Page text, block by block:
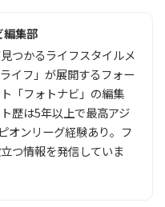
編集部
つかるライフスタイルメ
イフ」が展開するフォー
「フォトナビ」の編集
歴は5年以上で最高アジ
オンリーグ経験あり。フ
つ情報を発信していま